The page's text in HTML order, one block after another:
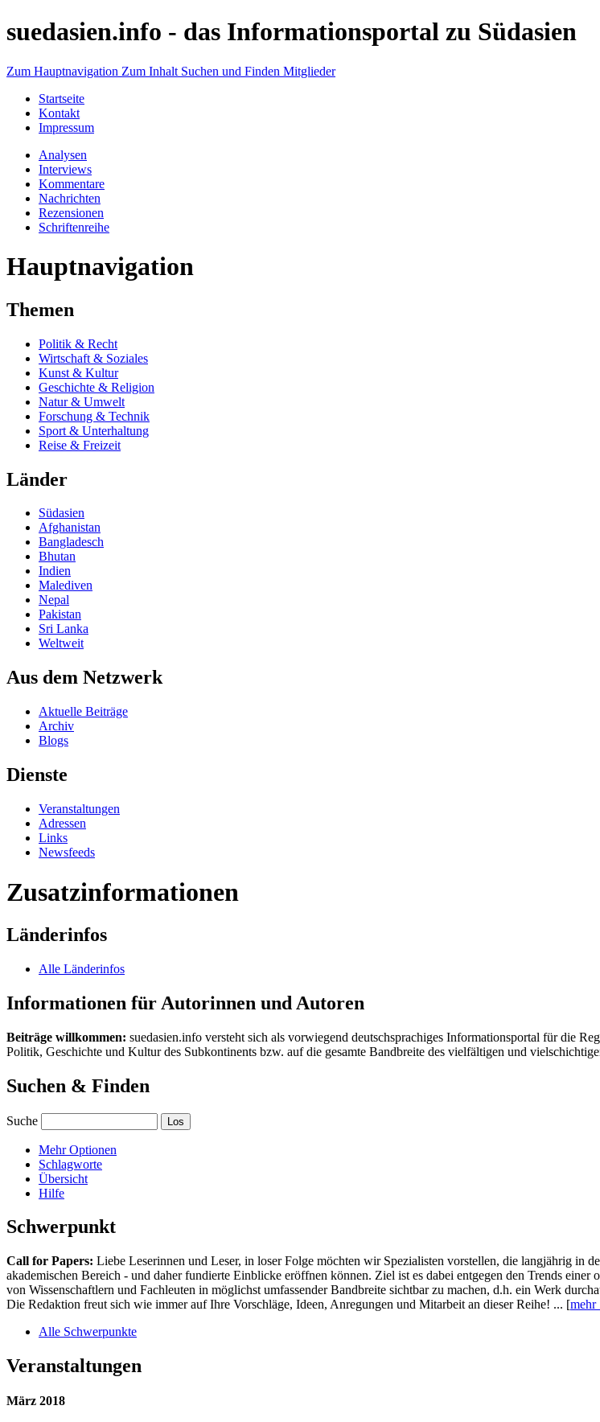
suedasien.info - das Informationsportal zu Südasien
Zum Hauptnavigation Zum Inhalt Suchen und Finden Mitglieder
Startseite
Kontakt
Impressum
Analysen
Interviews
Kommentare
Nachrichten
Rezensionen
Schriftenreihe
Hauptnavigation
Themen
Politik & Recht
Wirtschaft & Soziales
Kunst & Kultur
Geschichte & Religion
Natur & Umwelt
Forschung & Technik
Sport & Unterhaltung
Reise & Freizeit
Länder
Südasien
Afghanistan
Bangladesch
Bhutan
Indien
Malediven
Nepal
Pakistan
Sri Lanka
Weltweit
Aus dem Netzwerk
Aktuelle Beiträge
Archiv
Blogs
Dienste
Veranstaltungen
Adressen
Links
Newsfeeds
Zusatzinformationen
Länderinfos
Alle Länderinfos
Informationen für Autorinnen und Autoren
Beiträge willkommen: suedasien.info versteht sich als vorwiegend deutschsprachiges Informationsportal für die
Politik, Geschichte und Kultur des Subkontinents bzw. auf die gesamte Bandbreite des vielfältigen und
Suchen & Finden
Suche
Mehr Optionen
Schlagworte
Übersicht
Hilfe
Schwerpunkt
Call for Papers: Liebe Leserinnen und Leser, in loser Folge möchten wir Spezialisten vorstellen, die langjährig in
akademischen Bereich - und daher fundierte Einblicke eröffnen können. Ziel ist es dabei entgegen den Trends einer
von Wissenschaftlern und Fachleuten in möglichst umfassender Bandbreite sichtbar zu machen, d.h. ein Werk
Die Redaktion freut sich wie immer auf Ihre Vorschläge, Ideen, Anregungen und Mitarbeit an dieser Reihe! ... [mehr
Alle Schwerpunkte
Veranstaltungen
März 2018